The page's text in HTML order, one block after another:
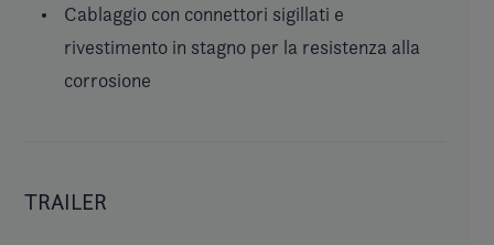
Cablaggio con connettori sigillati e
rivestimento in stagno per la resistenza alla
corrosione
TRAILER